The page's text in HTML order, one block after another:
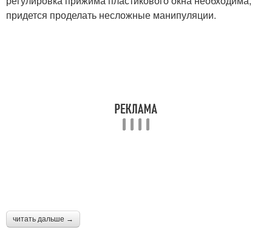
придется проделать несложные манипуляции.
читать дальше →